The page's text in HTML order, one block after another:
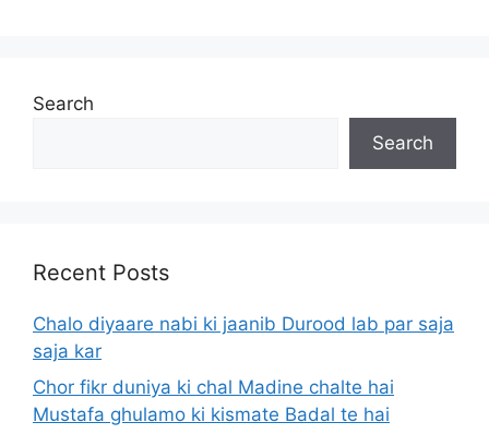
Search
Search
Recent Posts
Chalo diyaare nabi ki jaanib Durood lab par saja
saja kar
Chor fikr duniya ki chal Madine chalte hai
Mustafa ghulamo ki kismate Badal te hai